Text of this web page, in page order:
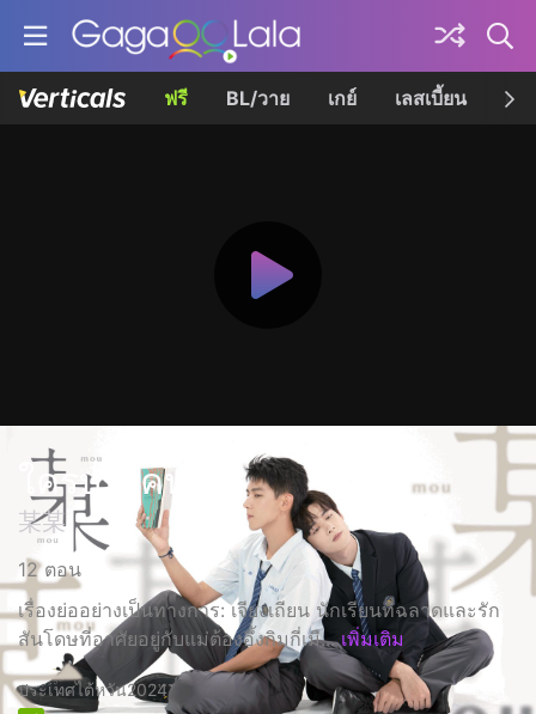
ฟรี BL/วาย เกย์ เลสเบี้ยน เค
ใครบางคน
某某
12 ตอน
เรื่องย่ออย่างเป็นทางการ: เจียงเถียน นักเรียนที่ฉลาดและรัก
สันโดษที่อาศัยอยู่กับแม่ต้องอึ้งกิมกี่เมื... เพิ่มเติม
ประเทศไต้หวัน2024